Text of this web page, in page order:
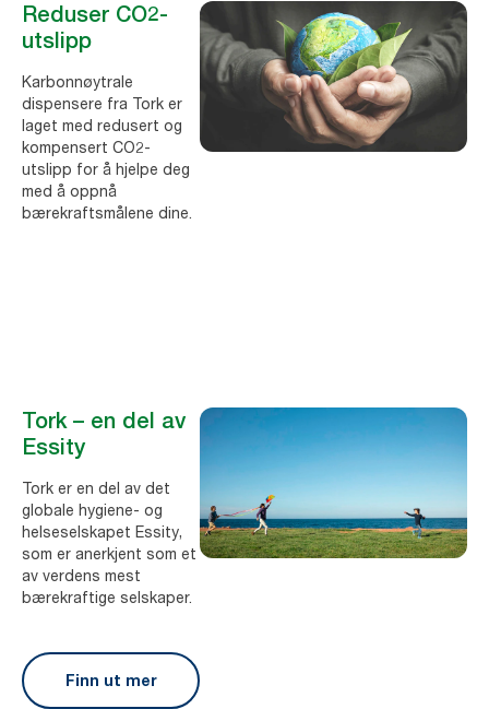
Reduser CO2-
utslipp
Karbonnøytrale
dispensere fra Tork er
laget med redusert og
kompensert CO2-
utslipp for å hjelpe deg
med å oppnå
bærekraftsmålene dine.
Tork – en del av
Essity
Tork er en del av det
globale hygiene- og
helseselskapet Essity,
som er anerkjent som et
av verdens mest
bærekraftige selskaper.
Finn ut mer